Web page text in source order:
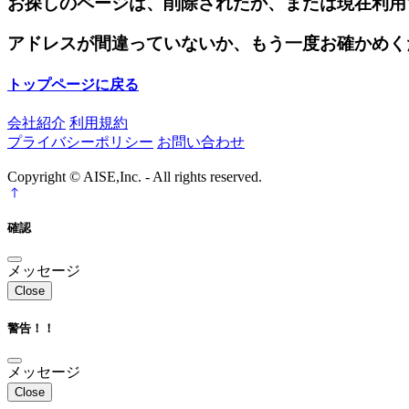
アドレスが間違っていないか、もう一度お確かめ
トップページに戻る
会社紹介 利用規約
プライバシーポリシー お問い合わせ
Copyright © AISE,Inc. - All rights reserved.
確認
メッセージ
Close
警告！！
メッセージ
Close